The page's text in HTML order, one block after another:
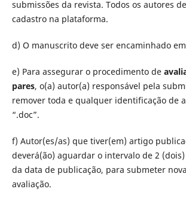
submissões da revista. Todos os autores
cadastro na plataforma.
d) O manuscrito deve ser encaminhado
e) Para assegurar o procedimento de
pares, o(a) autor(a) responsável pela
remover toda e qualquer identificação de
“.doc”.
f) Autor(es/as) que tiver(em) artigo
deverá(ão) aguardar o intervalo de 2
da data de publicação, para submeter
avaliação.